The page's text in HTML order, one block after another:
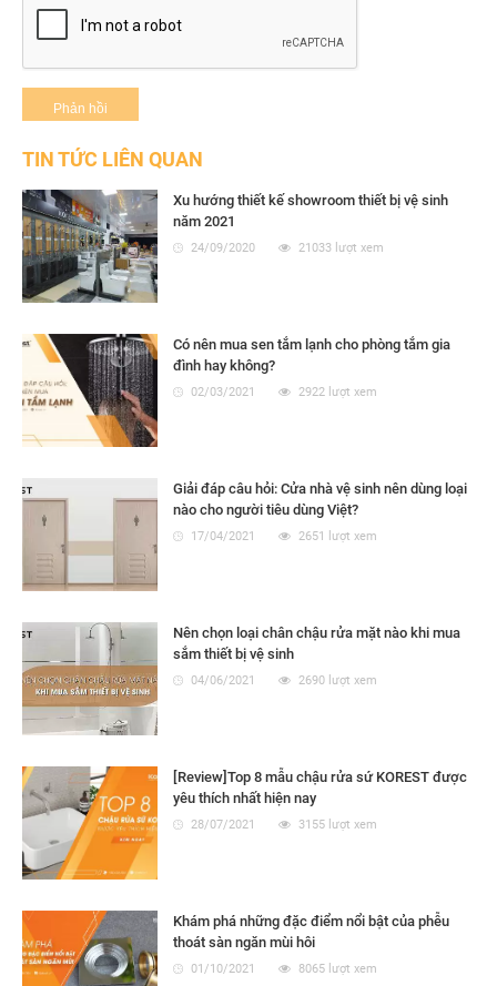
TIN TỨC LIÊN QUAN
Xu hướng thiết kế showroom thiết bị vệ sinh
năm 2021
24/09/2020 21033 lượt xem
Có nên mua sen tắm lạnh cho phòng tắm gia
đình hay không?
02/03/2021 2922 lượt xem
Giải đáp câu hỏi: Cửa nhà vệ sinh nên dùng loại
nào cho người tiêu dùng Việt?
17/04/2021 2651 lượt xem
Nên chọn loại chân chậu rửa mặt nào khi mua
sắm thiết bị vệ sinh
04/06/2021 2690 lượt xem
[Review]Top 8 mẫu chậu rửa sứ KOREST được
yêu thích nhất hiện nay
28/07/2021 3155 lượt xem
Khám phá những đặc điểm nổi bật của phễu
thoát sàn ngăn mùi hôi
01/10/2021 8065 lượt xem